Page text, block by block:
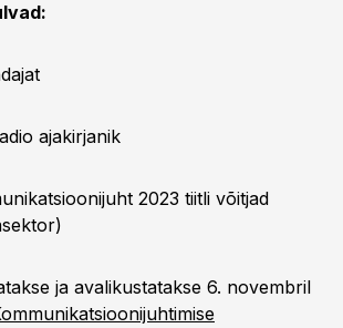
ajakirjanik
2023 tiitli võitjad
ja avalikustatakse 6. novembril